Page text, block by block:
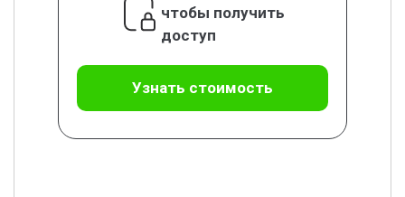
чтобы получить
доступ
Узнать стоимость